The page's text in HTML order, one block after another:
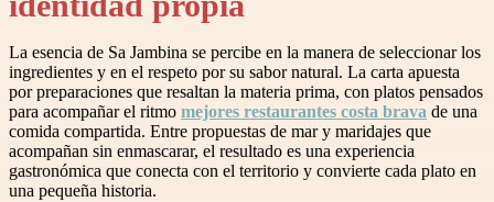
La esencia de Sa Jambina se percibe en la manera de seleccionar los
ingredientes y en el respeto por su sabor natural. La carta apuesta
por preparaciones que resaltan la materia prima, con platos pensados
para acompañar el ritmo mejores restaurantes costa brava de una
comida compartida. Entre propuestas de mar y maridajes que
acompañan sin enmascarar, el resultado es una experiencia
gastronómica que conecta con el territorio y convierte cada plato en
una pequeña historia.